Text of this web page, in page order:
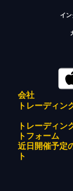
イ
会社
KCMトレードに
KCM トレード
企業理念
企業ニュース
ビデオギャラリー
トレーディン
外国為替
貴金属
エネルギー
株式インデック
株式CFD
トレーディン
トフォーム
メタトレーダー 4
近日開催予定
ト